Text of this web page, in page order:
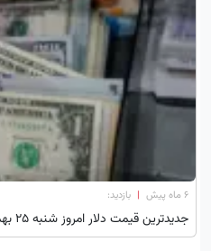
۶ ماه پیش | بازدید:
جدیدترین قیمت دلار امروز شنبه ۲۵ بهمن ۱۴۰۴